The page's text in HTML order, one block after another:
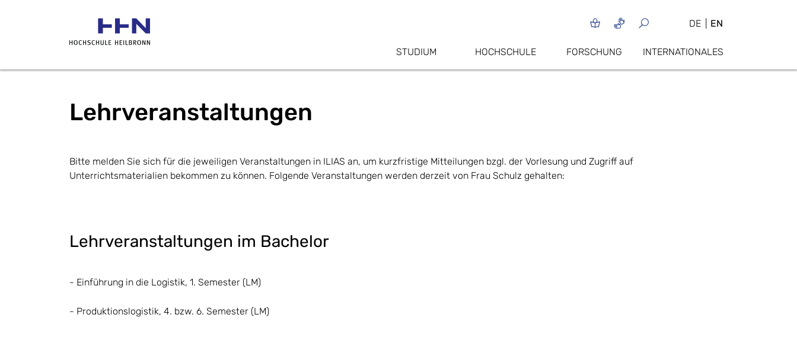
DE EN
STUDIUM HOCHSCHULE FORSCHUNG INTERNATIONALES
Lehrveranstaltungen
Bitte melden Sie sich für die jeweiligen Veranstaltungen in ILIAS an, um kurzfristige Mitteilungen bzgl. der Vorlesung und Zugriff auf
Unterrichtsmaterialien bekommen zu können. Folgende Veranstaltungen werden derzeit von Frau Schulz gehalten:
Lehrveranstaltungen im Bachelor
- Einführung in die Logistik, 1. Semester (LM)
- Produktionslogistik, 4. bzw. 6. Semester (LM)